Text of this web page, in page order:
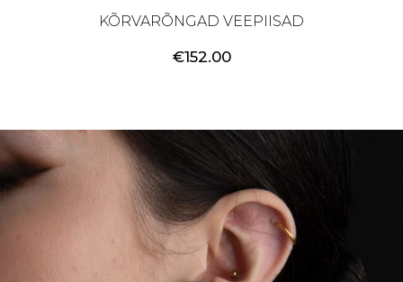
KÕRVARÕNGAD VEEPIISAD
€152.00